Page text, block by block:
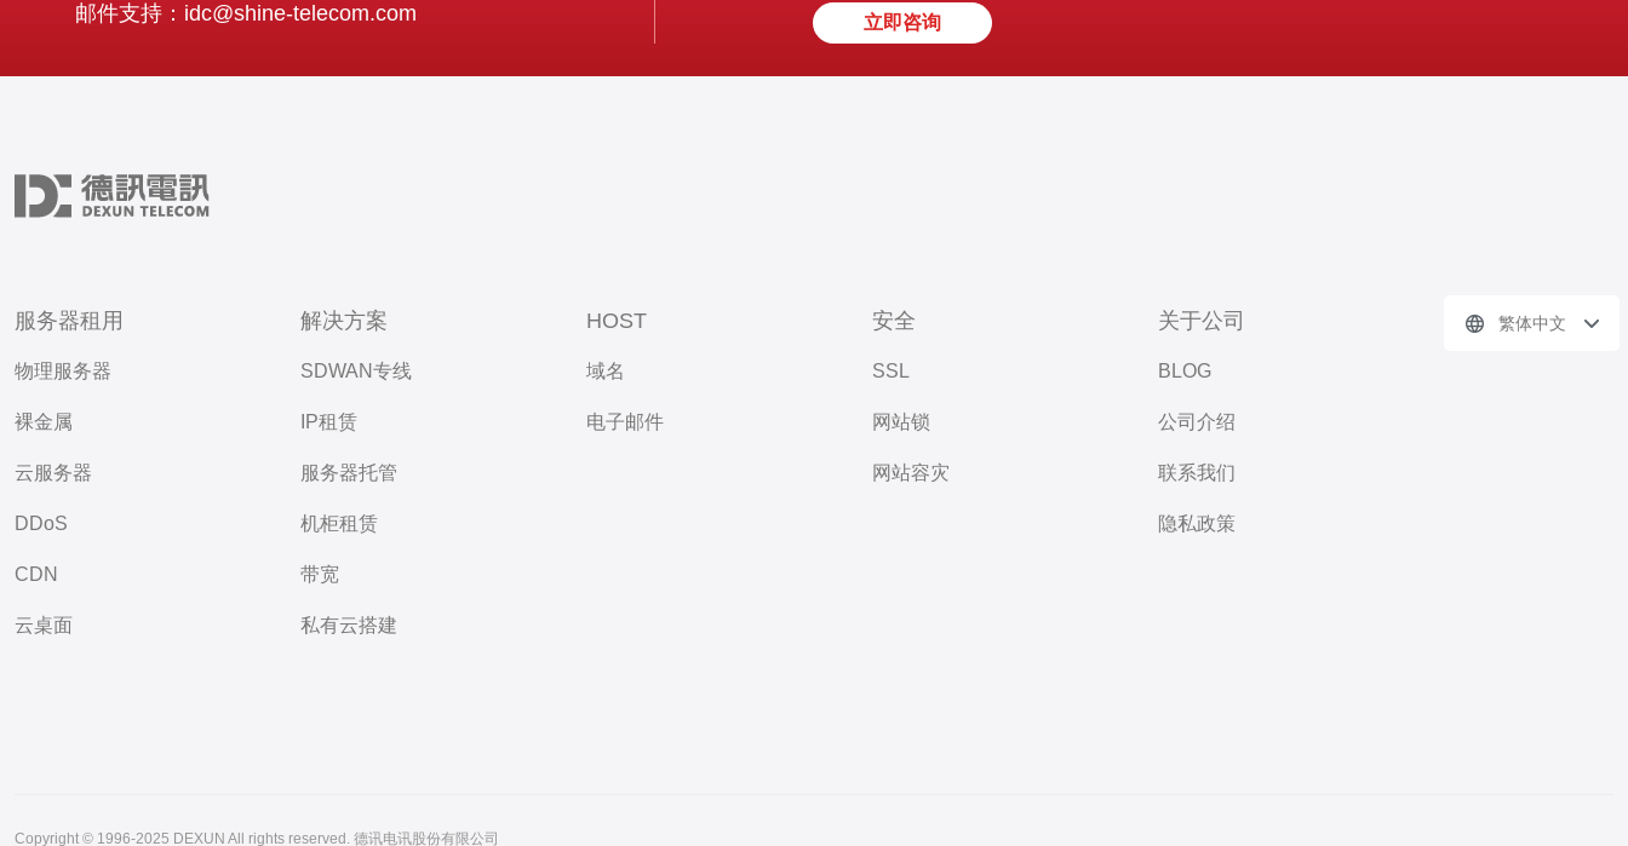
邮件支持：idc@shine-telecom.com
立即咨询
服务器租用
物理服务器
裸金属
云服务器
DDoS
CDN
云桌面
解决方案
SDWAN专线
IP租赁
服务器托管
机柜租赁
带宽
私有云搭建
HOST
域名
电子邮件
安全
SSL
网站锁
网站容灾
关于公司
BLOG
公司介绍
联系我们
隐私政策
繁体中文
Copyright © 1996-2025 DEXUN All rights reserved. 德讯电讯股份有限公司